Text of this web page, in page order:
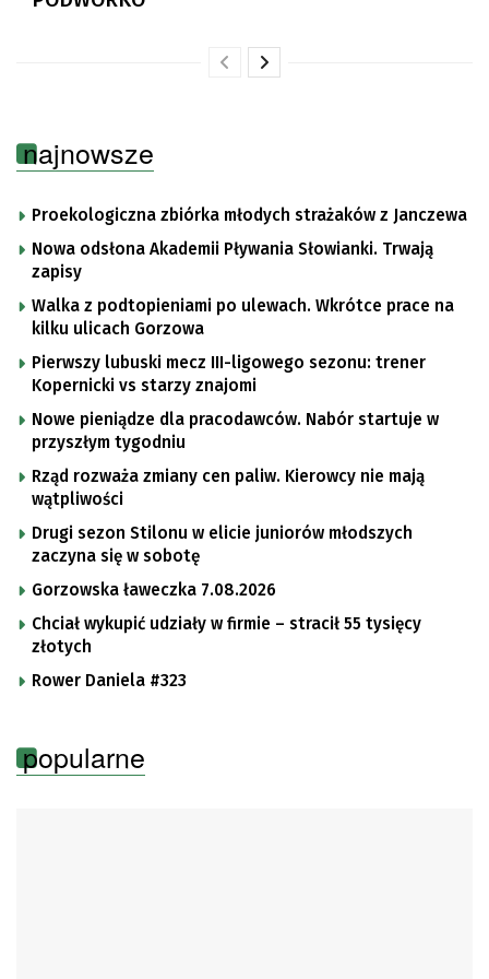
najnowsze
Proekologiczna zbiórka młodych strażaków z Janczewa
Nowa odsłona Akademii Pływania Słowianki. Trwają
zapisy
Walka z podtopieniami po ulewach. Wkrótce prace na
kilku ulicach Gorzowa
Pierwszy lubuski mecz III-ligowego sezonu: trener
Kopernicki vs starzy znajomi
Nowe pieniądze dla pracodawców. Nabór startuje w
przyszłym tygodniu
Rząd rozważa zmiany cen paliw. Kierowcy nie mają
wątpliwości
Drugi sezon Stilonu w elicie juniorów młodszych
zaczyna się w sobotę
Gorzowska ławeczka 7.08.2026
Chciał wykupić udziały w firmie – stracił 55 tysięcy
złotych
Rower Daniela #323
popularne